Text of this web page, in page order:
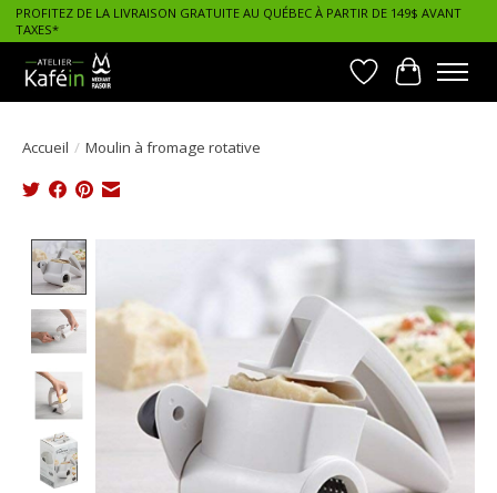
PROFITEZ DE LA LIVRAISON GRATUITE AU QUÉBEC À PARTIR DE 149$ AVANT
TAXES*
Liste dePanier
Accueil / Moulin à fromage rotative
Product image slideshow Items